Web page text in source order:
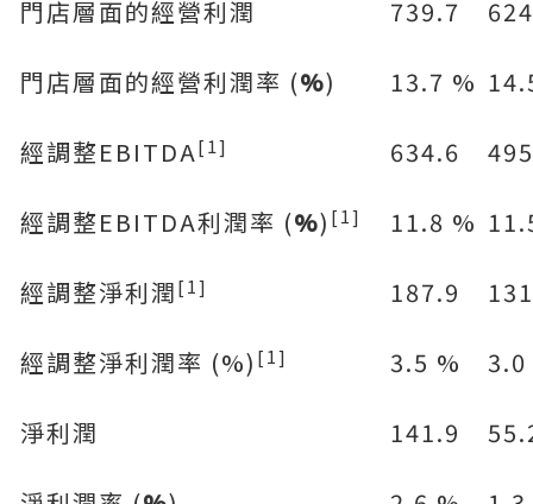
門店層面的經營利潤 739.7
門店層面的經營利潤率 (%) 13.7 %
經調整EBITDA[1] 634.6
經調整EBITDA利潤率 (%) [1] 11.8 %
經調整淨利潤[1] 187.9
經調整淨利潤率 (%) [1] 3.5 %
淨利潤 141.9